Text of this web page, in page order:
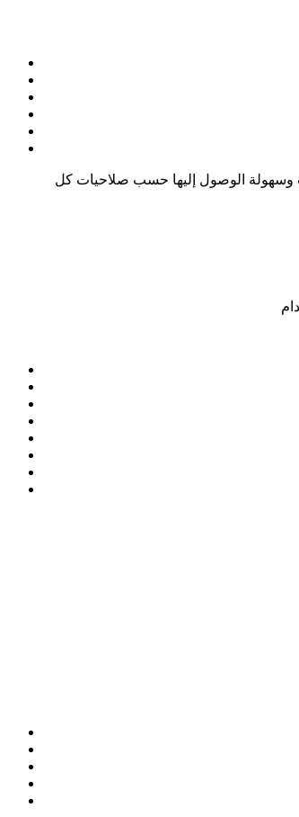
وسهولة الوصول إليها حسب صلاحيات كل